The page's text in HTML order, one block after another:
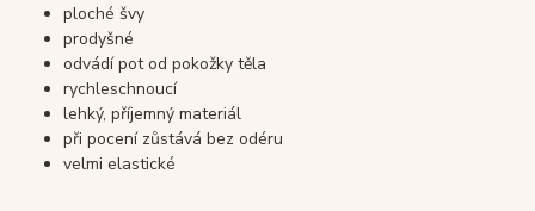
ploché švy
prodyšné
odvádí pot od pokožky těla
rychleschnoucí
lehký, příjemný materiál
při pocení zůstává bez odéru
velmi elastické